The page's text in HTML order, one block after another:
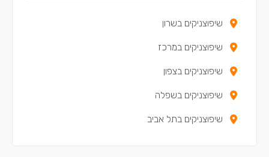
שיפוצניקים בגבעת שמואל
שיפוצניקים בגני תקווה
שיפוצניקים באזור
שיפוצניקים בכפר קאסם
שיפוצניקים בשרון
שיפוצניקים במרכז
שיפוצניקים בצפון
שיפוצניקים בשפלה
שיפוצניקים בתל אביב